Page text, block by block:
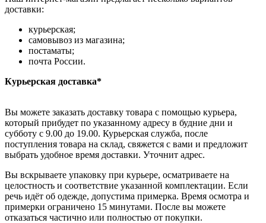
доставки:
курьерская;
самовывоз из магазина;
постаматы;
почта России.
Курьерская доставка*
Вы можете заказать доставку товара с помощью курьера,
который прибудет по указанному адресу в будние дни и
субботу с 9.00 до 19.00. Курьерская служба, после
поступления товара на склад, свяжется с вами и предложит
выбрать удобное время доставки. Уточнит адрес.
Вы вскрываете упаковку при курьере, осматриваете на
целостность и соответствие указанной комплектации. Если
речь идёт об одежде, допустима примерка. Время осмотра и
примерки ограничено 15 минутами. После вы можете
отказаться частично или полностью от покупки.